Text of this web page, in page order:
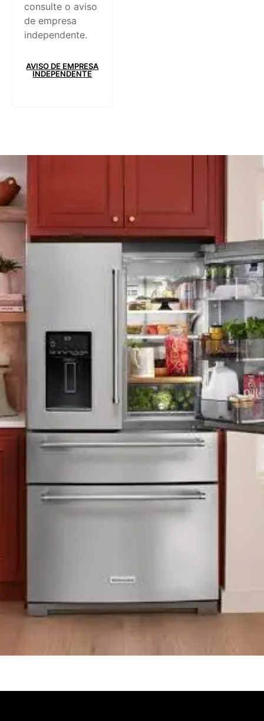
consulte o aviso
de empresa
independente.
AVISO DE EMPRESA
INDEPENDENTE